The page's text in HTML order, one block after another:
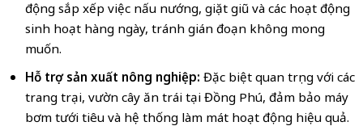
động sắp xếp việc nấu nướng, giặt giũ và các hoạt động
sinh hoạt hàng ngày, tránh gián đoạn không mong
muốn.
Hỗ trợ sản xuất nông nghiệp: Đặc biệt quan trọng với các
trang trại, vườn cây ăn trái tại Đồng Phú, đảm bảo máy
bơm tưới tiêu và hệ thống làm mát hoạt động hiệu quả.